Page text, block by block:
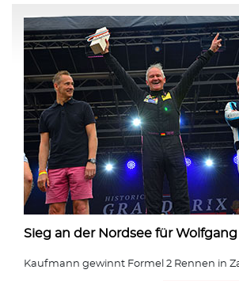
Sieg an der Nordsee für
Kaufmann gewinnt Formel 2 Rennen in